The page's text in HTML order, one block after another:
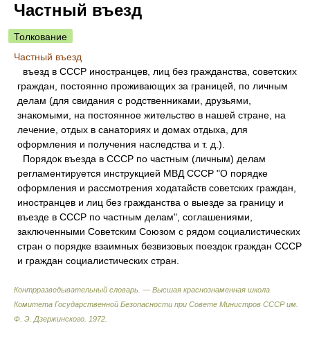
Частный въезд
Толкование
Частный въезд
въезд в СССР иностранцев, лиц без гражданства, советских
граждан, постоянно проживающих за границей, пo личным
делам (для свидания с родственниками, друзьями,
знакомыми, на постоянное жительство в нашей стране, на
лечение, отдых в санаториях и домах отдыха, для
оформления и получения наследства и т. д.).
Порядок въезда в СССР по частным (личным) делам
регламентируется инструкцией МВД СССР "О порядке
оформления и рассмотрения ходатайств советских граждан,
иностранцев и лиц без гражданства о выезде за границу и
въезде в СССР по частным делам", соглашениями,
заключенными Советским Союзом с рядом социалистических
стран о порядке взаимных безвизовых поездок граждан СССР
и граждан социалистических стран.
Контрразведывательный словарь. — Высшая краснознаменная школа
Комитета Государственной Безопасности при Совете Министров СССР им.
Ф. Э. Дзержинского 1972